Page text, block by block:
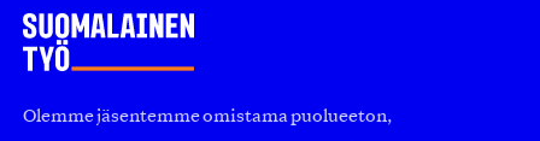
Olemme jäsentemme omistama puolueeton,